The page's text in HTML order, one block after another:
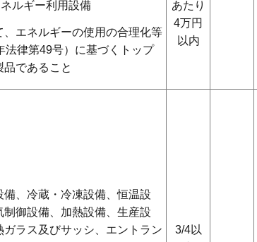
ルギー利用設備
エネルギーの使用の合理化等
法律第49号）に基づくトップ
であること
あたり
4万円
以内
、冷蔵・冷凍設備、恒温設
御設備、加熱設備、生産設
ラス及びサッシ、エントラン
3/4以